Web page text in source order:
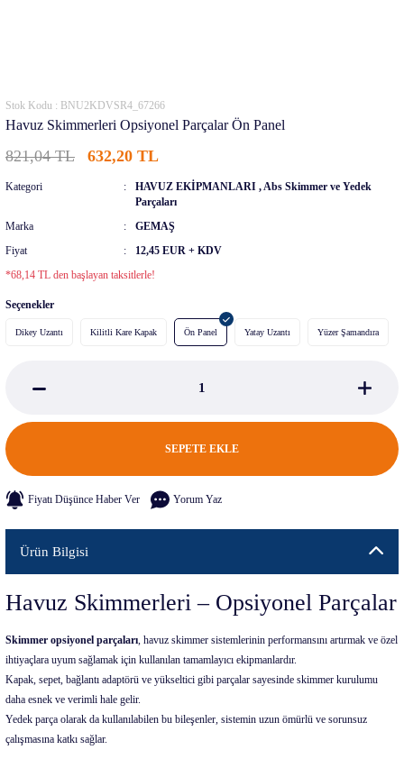
Stok Kodu : BNU2KDVSR4_67266
Havuz Skimmerleri Opsiyonel Parçalar Ön Panel
821,04 TL 632,20 TL
Kategori HAVUZ EKİPMANLARI ,Abs Skimmer ve Yedek
Parçaları
Marka
GEMAŞ
Fiyat
12,45 EUR + KDV
*68,14 TL den başlayan taksitlerle!
Seçenekler
Dikey Uzantı Kilitli Kare Kapak Ön Panel Yatay Uzantı Yüzer Şamandıra
SEPETE EKLE
Fiyatı Düşünce Haber Ver Yorum Yaz
Ürün Bilgisi
Havuz Skimmerleri – Opsiyonel Parçalar
Skimmer opsiyonel parçaları, havuz skimmer sistemlerinin performansını artırmak ve özel
ihtiyaçlara uyum sağlamak için kullanılan tamamlayıcı ekipmanlardır.
Kapak, sepet, bağlantı adaptörü ve yükseltici gibi parçalar sayesinde skimmer kurulumu
daha esnek ve verimli hale gelir.
Yedek parça olarak da kullanılabilen bu bileşenler, sistemin uzun ömürlü ve sorunsuz
çalışmasına katkı sağlar.